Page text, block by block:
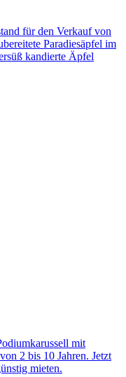
für den Verkauf von
Paradiesäpfel im
kandierte Äpfel
mit
2 bis 10 Jahren. Jetzt
mieten.